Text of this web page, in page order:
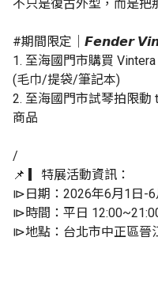
不只是復古外型，而是把
#期間限定｜𝙁𝙚𝙣𝙙𝙚𝙧
1. 至海國門市購買
(毛巾/提袋/筆記本)
2. 至海國門市試琴拍限動
商品
/
📌 ▎特展活動資訊：
⧐日期：2026年6月1日-6
⧐時間：平日
⧐地點：台北市中正區晉